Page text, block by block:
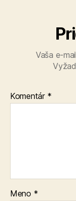
Vaša e-
Komentár *
Meno *